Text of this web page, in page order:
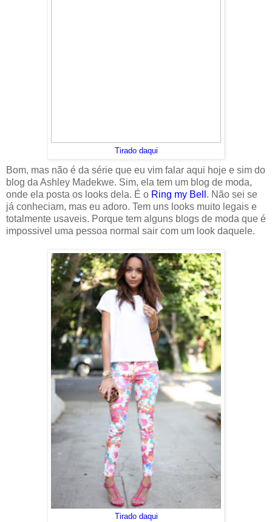
Tirado daqui
Bom, mas não é da série que eu vim falar aqui hoje e sim do
blog da Ashley Madekwe. Sim, ela tem um blog de moda,
onde ela posta os looks dela. É o Ring my Bell . Não sei se
já conheciam, mas eu adoro. Tem uns looks muito legais e
totalmente usaveis. Porque tem alguns blogs de moda que é
impossivel uma pessoa normal sair com um look daquele.
Tirado daqui